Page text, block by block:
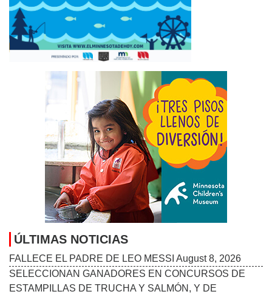
ÚLTIMAS NOTICIAS
FALLECE EL PADRE DE LEO MESSI August 8, 2026
SELECCIONAN GANADORES EN CONCURSOS DE
ESTAMPILLAS DE TRUCHA Y SALMÓN, Y DE